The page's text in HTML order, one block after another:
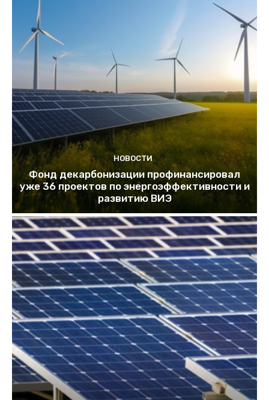
НОВОСТИ
Фонд декарбонизации профинансировал
уже 36 проектов по энергоэффективности и
развитию ВИЭ